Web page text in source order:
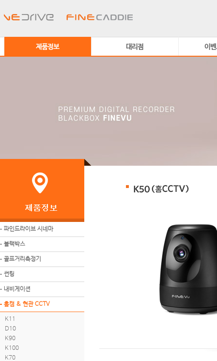
제품정보 대리점 이
파인드라이브 시네마
블랙박스
골프거리측정기
썬팅
내비게이션
홈캠 & 현관 CCTV
K11
D10
K90
K100
K70